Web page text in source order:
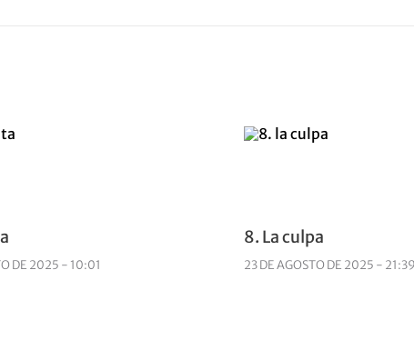
DE 2025 - 10:01
8. La culpa
23 DE AGOSTO DE 2025 -